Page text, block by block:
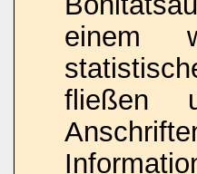
einem
fließen